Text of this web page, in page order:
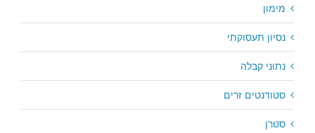
מימון
נסיון תעסוקתי
נתוני קבלה
סטודנטים זרים
סטרן